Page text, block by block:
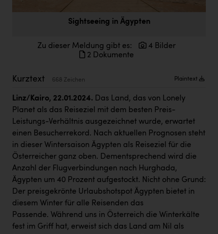
everfield
Fristads Austria
HIG Infomotion Group
Immotech
INTERSPAR
INTERSPORT Austria
Jesolo
Jane Goodall Institute Austria
Kärcher
Sightseeing in Ägypten
Zu dieser Meldung gibt es:
4 Bilder
2 Dokumente
Kurztext 668 Zeichen Plaintext
Linz/Kairo, 22.01.2024. Das Land, das von Lonely
Planet als das Reiseziel mit dem besten Preis-
Leistungs-Verhältnis ausgezeichnet wurde, erwartet
einen Besucherrekord. Nach aktuellen Prognosen steht
in dieser Wintersaison Ägypten als Reiseziel für die
Österreicher ganz oben. Dementsprechend wird die
Anzahl der Flugverbindungen nach Hurghada,
Ägypten um 40 Prozent aufgestockt. Nicht ohne Grund:
Der preisgekrönte Urlaubshotspot Ägypten bietet in
diesem Winter für alle Reisenden das
Passende. Während uns in Österreich die Winterkälte
fest im Griff hat, erweist sich das Land am Nil als